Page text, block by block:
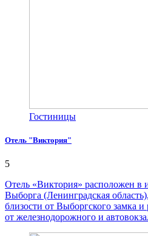
Гостиницы
Отель "Виктория"
5
Отель «Виктория» расположен в
Выборга (Ленинградская
близости от Выборгского замка
от железнодорожного и